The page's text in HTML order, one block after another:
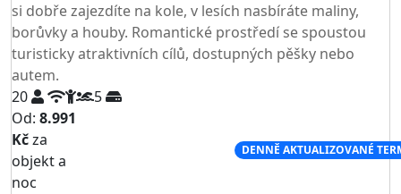
si dobře zajezdíte na kole, v lesích nasbíráte maliny,
borůvky a houby. Romantické prostředí se spoustou
turisticky atraktivních cílů, dostupných pěšky nebo
autem.
20
5
Od: 8.991
Kčza
objekt a
noc
DENNĚ AKTUALIZOVANÉ